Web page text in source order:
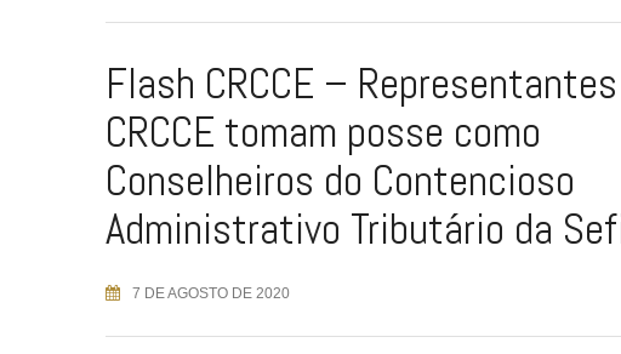
Flash CRCCE –
CRCCE tomam posse como
Conselheiros do Contencioso
Administrativo Tributário da
7 DE AGOSTO DE 2020